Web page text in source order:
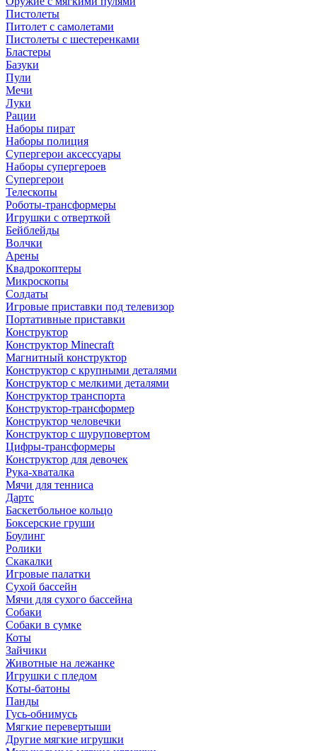
Пистолеты
Питолет с самолетами
Пистолеты с шестеренками
Бластеры
Базуки
Пули
Мечи
Луки
Рации
Наборы пират
Наборы полиция
Супергерои аксессуары
Наборы супергероев
Супергерои
Телескопы
Роботы-трансформеры
Игрушки с отверткой
Бейблейды
Волчки
Арены
Квадрокоптеры
Микроскопы
Солдаты
Игровые приставки под телевизор
Портативные приставки
Конструктор
Конструктор Minecraft
Магнитный конструктор
Конструктор с крупными деталями
Конструктор с мелкими деталями
Конструктор транспорта
Конструктор-трансформер
Конструктор человечки
Конструктор с шуруповертом
Цифры-трансформеры
Конструктор для девочек
Рука-хваталка
Мячи для тенниса
Дартс
Баскетбольное кольцо
Боксерские груши
Боулинг
Ролики
Скакалки
Игровые палатки
Сухой бассейн
Мячи для сухого бассейна
Собаки
Собаки в сумке
Коты
Зайчики
Животные на лежанке
Игрушки с пледом
Коты-батоны
Панды
Гусь-обнимусь
Мягкие перевертыши
Другие мягкие игрушки